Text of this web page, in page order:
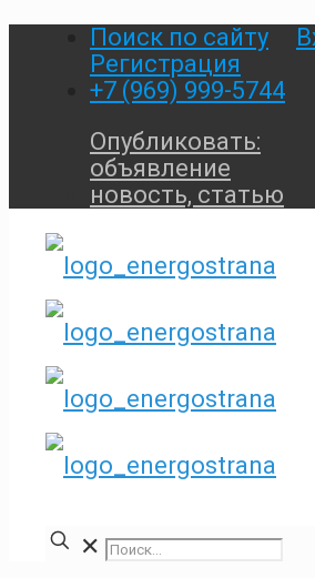
Поиск по сайту
Регистрация
+7 (969) 999-5744
Опубликовать:
объявление
новость, статью
✕